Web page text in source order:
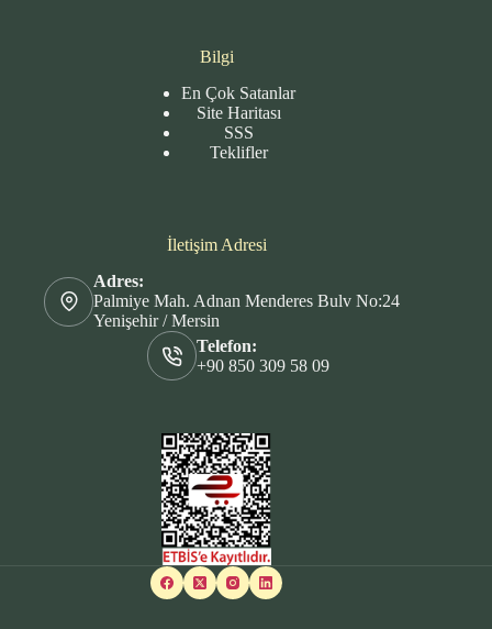
Bilgi
En Çok Satanlar
Site Haritası
SSS
Teklifler
İletişim Adresi
Adres:
Palmiye Mah. Adnan Menderes Bulv No:24
Yenişehir / Mersin
Telefon:
+90 850 309 58 09